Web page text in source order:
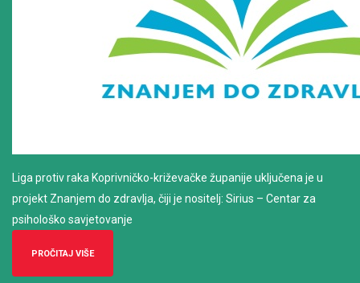
Liga protiv raka Koprivničko-križevačke županije uključena je u
projekt Znanjem do zdravlja, čiji je nositelj: Sirius – Centar za
psihološko savjetovanje
PROČITAJ VIŠE